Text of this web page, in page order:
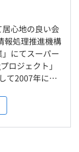
うので、専門知
。
り
の実施
、費用は会社で
その内容
居心地の良い会
」にてスーパー
ロジェクト」
て2007年に設
ア、クリエータ
しくて仕方が